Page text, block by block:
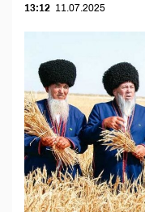
13:12 11.07.2025